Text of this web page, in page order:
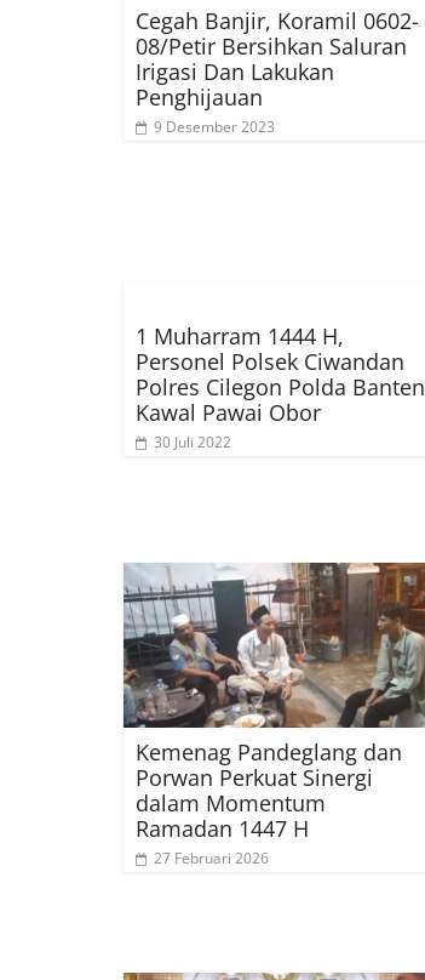
Cegah Banjir, Koramil 0602-
08/Petir Bersihkan Saluran
Irigasi Dan Lakukan
Penghijauan
9 Desember 2023
1 Muharram 1444 H,
Personel Polsek Ciwandan
Polres Cilegon Polda Banten
Kawal Pawai Obor
30 Juli 2022
Kemenag Pandeglang dan
Porwan Perkuat Sinergi
dalam Momentum
Ramadan 1447 H
27 Februari 2026